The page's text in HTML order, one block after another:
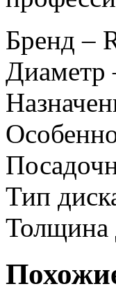
Бренд –
Диаметр
Тип
Толщина